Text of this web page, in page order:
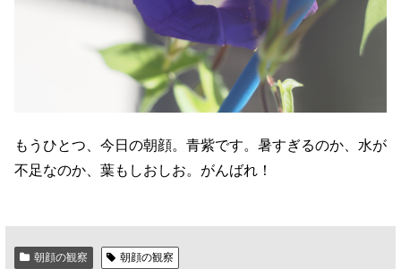
もうひとつ、今日の朝顔。青紫です。暑すぎるのか、水が
不足なのか、葉もしおしお。がんばれ！
朝顔の観察 朝顔の観察